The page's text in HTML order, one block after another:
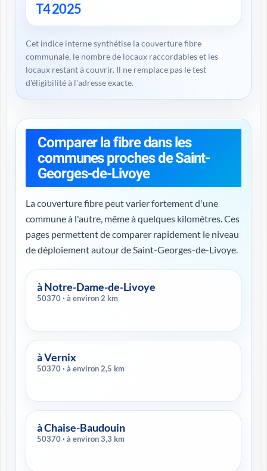
T4 2025
Cet indice interne synthétise la couverture fibre
communale, le nombre de locaux raccordables et les
locaux restant à couvrir. Il ne remplace pas le test
d'éligibilité à l'adresse exacte.
Comparer la fibre dans les
communes proches de Saint-
Georges-de-Livoye
La couverture fibre peut varier fortement d'une
commune à l'autre, même à quelques kilomètres. Ces
pages permettent de comparer rapidement le niveau
de déploiement autour de Saint-Georges-de-Livoye.
à Notre-Dame-de-Livoye
50370 · à environ 2 km
à Vernix
50370 · à environ 2,5 km
à Chaise-Baudouin
50370 · à environ 3,3 km